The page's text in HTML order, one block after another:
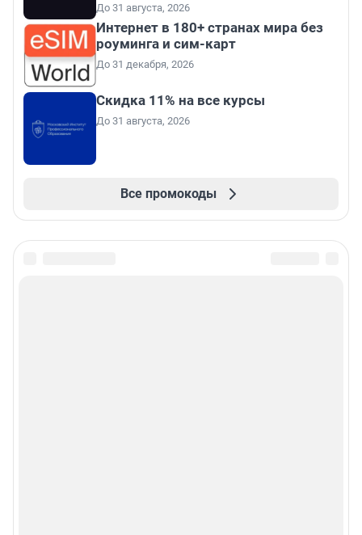
До 31 августа, 2026
Интернет в 180+ странах мира без
роуминга и сим-карт
До 31 декабря, 2026
Скидка 11% на все курсы
До 31 августа, 2026
Все промокоды